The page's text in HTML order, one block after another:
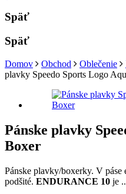
Späť
Späť
Domov Obchod Oblečenie
plavky Speedo Sports Logo
Pánske plavky
Boxer
Pánske plavky/boxerky. V páse
podšité. ENDURANCE 10 je